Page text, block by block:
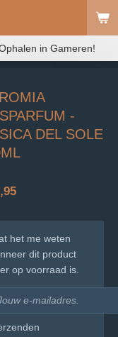
in Gameren!
-
DEL SOLE
het me weten
dit product
op voorraad is.